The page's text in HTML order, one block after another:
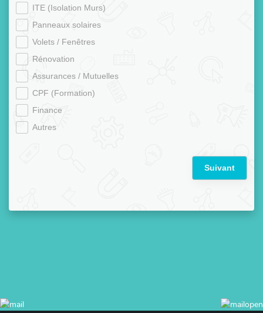
ITE (Isolation Murs)
Panneaux solaires
Volets / Fenêtres
Rénovation
Assurances / Mutuelles
CPF (Formation)
Finance
Autres
Suivant